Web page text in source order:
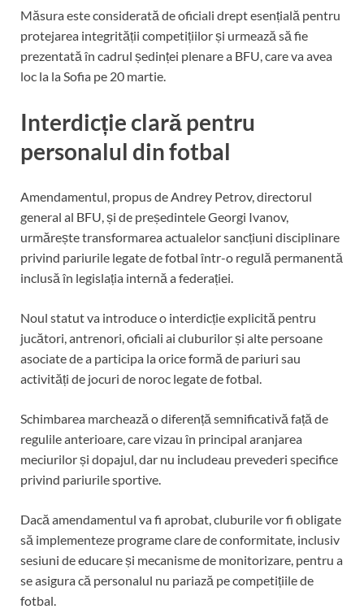
Măsura este considerată de oficiali drept esențială pentru
protejarea integrității competițiilor și urmează să fie
prezentată în cadrul ședinței plenare a BFU, care va avea
loc la la Sofia pe 20 martie.
Interdicție clară pentru
personalul din fotbal
Amendamentul, propus de Andrey Petrov, directorul
general al BFU, și de președintele Georgi Ivanov,
urmărește transformarea actualelor sancțiuni disciplinare
privind pariurile legate de fotbal într-o regulă permanentă
inclusă în legislația internă a federației.
Noul statut va introduce o interdicție explicită pentru
jucători, antrenori, oficiali ai cluburilor și alte persoane
asociate de a participa la orice formă de pariuri sau
activități de jocuri de noroc legate de fotbal.
Schimbarea marchează o diferență semnificativă față de
regulile anterioare, care vizau în principal aranjarea
meciurilor și dopajul, dar nu includeau prevederi specifice
privind pariurile sportive.
Dacă amendamentul va fi aprobat, cluburile vor fi obligate
să implementeze programe clare de conformitate, inclusiv
sesiuni de educare și mecanisme de monitorizare, pentru a
se asigura că personalul nu pariază pe competițiile de
fotbal.